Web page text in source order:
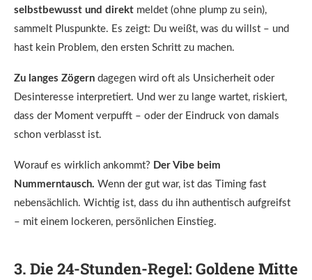
selbstbewusst und direkt meldet (ohne plump zu sein),
sammelt Pluspunkte. Es zeigt: Du weißt, was du willst – und
hast kein Problem, den ersten Schritt zu machen.
Zu langes Zögern dagegen wird oft als Unsicherheit oder
Desinteresse interpretiert. Und wer zu lange wartet, riskiert,
dass der Moment verpufft – oder der Eindruck von damals
schon verblasst ist.
Worauf es wirklich ankommt? Der Vibe beim
Nummerntausch. Wenn der gut war, ist das Timing fast
nebensächlich. Wichtig ist, dass du ihn authentisch aufgreifst
– mit einem lockeren, persönlichen Einstieg.
3. Die 24-Stunden-Regel: Goldene Mitte